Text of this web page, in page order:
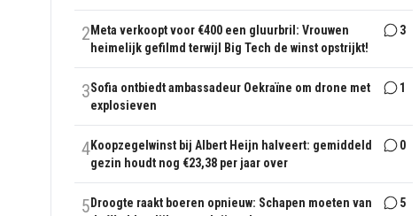
2 Meta verkoopt voor €400 een gluurbril: Vrouwen
heimelijk gefilmd terwijl Big Tech de winst opstrijkt!
3
3Sofia ontbiedt ambassadeur Oekraïne om drone met
explosieven
1
4Koopzegelwinst bij Albert Heijn halveert: gemiddeld
gezin houdt nog €23,38 per jaar over
0
5 Droogte raakt boeren opnieuw: Schapen moeten van
5